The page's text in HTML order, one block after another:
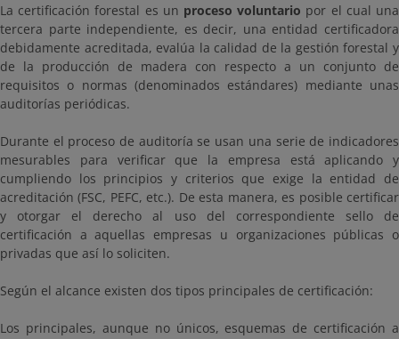
La certificación forestal es un proceso voluntario por el cual una
tercera parte independiente, es decir, una entidad certificadora
debidamente acreditada, evalúa la calidad de la gestión forestal y
de la producción de madera con respecto a un conjunto de
requisitos o normas (denominados estándares) mediante unas
auditorías periódicas.
Durante el proceso de auditoría se usan una serie de indicadores
mesurables para verificar que la empresa está aplicando y
cumpliendo los principios y criterios que exige la entidad de
acreditación (FSC, PEFC, etc.). De esta manera, es posible certificar
y otorgar el derecho al uso del correspondiente sello de
certificación a aquellas empresas u organizaciones públicas o
privadas que así lo soliciten.
Según el alcance existen dos tipos principales de certificación:
Los principales, aunque no únicos, esquemas de certificación a